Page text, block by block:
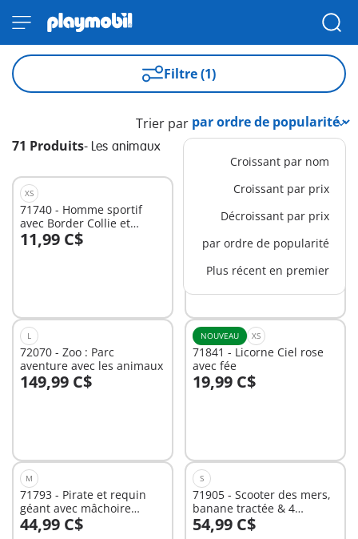
Filtre (1)
71 Produits- Les animaux
Trier par
Croissant par nom
Croissant par prix
Décroissant par prix
par ordre de popularité
Plus récent en premier
XS
71740 - Homme sportif
avec Border Collie et
accessoires
11,99 C$
Au panier
72074 - Zoo : Mascotte
perroquet & enfant
24,99 C$
Au panier
L
72070 - Zoo : Parc
aventure avec les animaux
149,99 C$
Au panier
NOUVEAU XS
71841 - Licorne Ciel rose
avec fée
19,99 C$
Au panier
M
71793 - Pirate et requin
géant avec mâchoire
articulée
44,99 C$
Au panier
S
71905 - Scooter des mers,
banane tractée & 4
personnages
54,99 C$
Au panier